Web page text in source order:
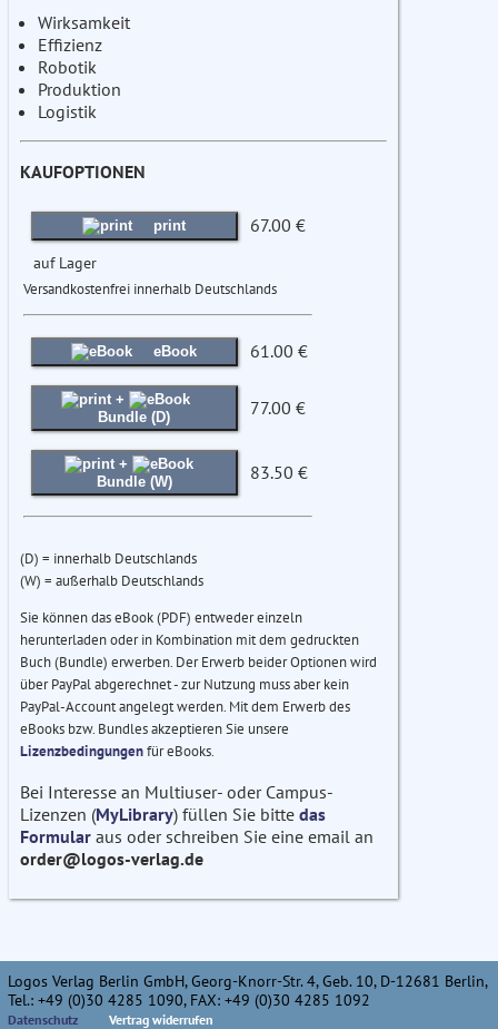
Wirksamkeit
Effizienz
Robotik
Produktion
Logistik
KAUFOPTIONEN
print 67.00 €
auf Lager
Versandkostenfrei innerhalb Deutschlands
eBook 61.00 €
+
Bundle (D)
77.00 €
+
Bundle (W)
83.50 €
(D) = innerhalb Deutschlands
(W) = außerhalb Deutschlands
Sie können das eBook (PDF) entweder einzeln
herunterladen oder in Kombination mit dem gedruckten
Buch (Bundle) erwerben. Der Erwerb beider Optionen wird
über PayPal abgerechnet - zur Nutzung muss aber kein
PayPal-Account angelegt werden. Mit dem Erwerb des
eBooks bzw. Bundles akzeptieren Sie unsere
Lizenzbedingungenfür eBooks.
Bei Interesse an Multiuser- oder Campus-
Lizenzen (MyLibrary) füllen Sie bitte das
Formular aus oder schreiben Sie eine email an
order@logos-verlag.de
Logos Verlag Berlin GmbH, Georg-Knorr-Str. 4, Geb. 10, D-12681 Berlin,
Tel.: +49 (0)30 4285 1090, FAX: +49 (0)30 4285 1092
Datenschutz Vertrag widerrufen